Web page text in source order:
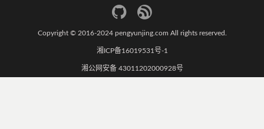
Copyright © 2016-2024 pengyunjing.com All rights reserved.
湘ICP备16019531号-1
湘公网安备 43011202000928号